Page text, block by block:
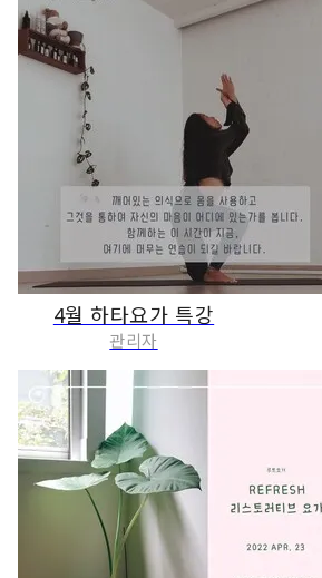
4월 하타요가 특강
관리자